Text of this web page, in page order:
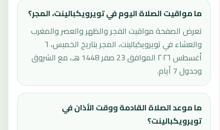
ما مواقيت الصلاة اليوم في تويرويكبالينت، المجر؟
تعرض الصفحة مواقيت الفجر والظهر والعصر والمغرب
والعشاء في تويرويكبالينت، المجر بتاريخ الخميس، ٦
أغسطس ٢٠٢٦ الموافق 23 صفر 1448 هـ، مع الشروق
وجدول 7 أيام.
ما موعد الصلاة القادمة ووقت الأذان في
تويرويكبالينت؟